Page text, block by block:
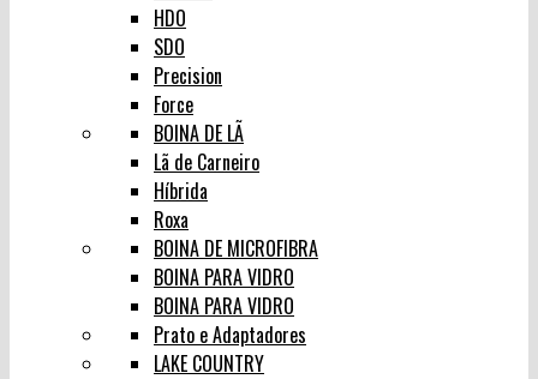
HDO
SDO
Precision
Force
BOINA DE LÃ
Lã de Carneiro
Híbrida
Roxa
BOINA DE MICROFIBRA
BOINA PARA VIDRO
BOINA PARA VIDRO
Prato e Adaptadores
LAKE COUNTRY